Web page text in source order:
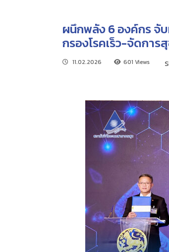
ผนึกพลัง 6 องค์กร จั
กรองโรคเร็ว-จัดกา
11.02.2026 601 Views